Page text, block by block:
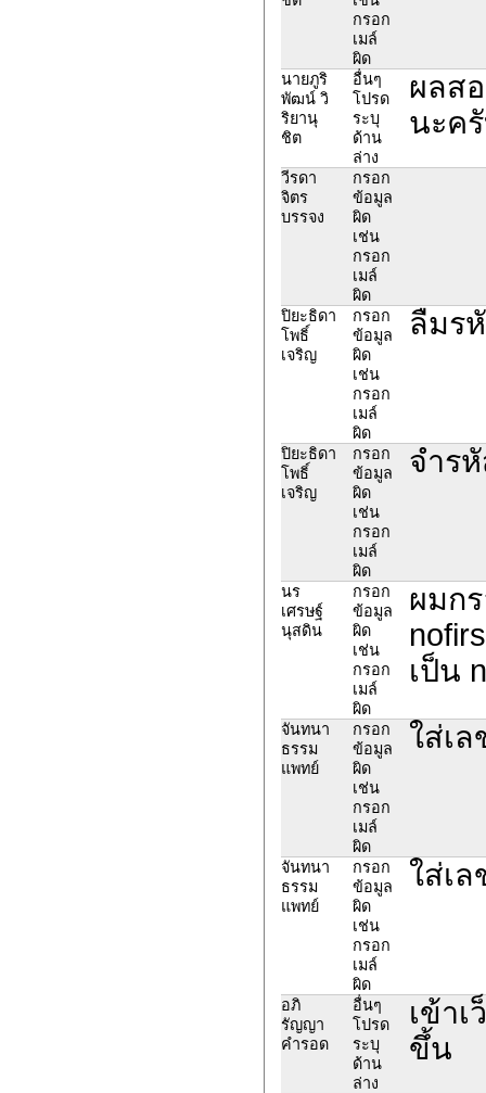
กรอก
เมล์
ผิด
นายภูริ
พัฒน์ วิ
ริยานุ
ชิต
อื่นๆ
โปรด
ระบุ
ด้าน
ล่าง
ผลส
นะค
วีรดา
จิตร
บรรจง
กรอก
ข้อมูล
ผิด
เช่น
กรอก
เมล์
ผิด
ปิยะธิดา
โพธิ์
เจริญ
กรอก
ข้อมูล
ผิด
เช่น
กรอก
เมล์
ผิด
ลืมร
ปิยะธิดา
โพธิ์
เจริญ
กรอก
ข้อมูล
ผิด
เช่น
กรอก
เมล์
ผิด
จำร
นร
เศรษฐ์
นุสดิน
กรอก
ข้อมูล
ผิด
เช่น
กรอก
เมล์
ผิด
ผมก
เป็น
จันทนา
ธรรม
แพทย์
กรอก
ข้อมูล
ผิด
เช่น
กรอก
เมล์
ผิด
ใส่เ
จันทนา
ธรรม
แพทย์
กรอก
ข้อมูล
ผิด
เช่น
กรอก
เมล์
ผิด
ใส่เ
อภิ
รัญญา
คำรอด
อื่นๆ
โปรด
ระบุ
ด้าน
ล่าง
เข้า
ขึ้น